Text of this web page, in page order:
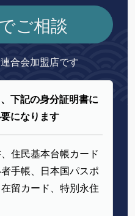
ご相談
合会加盟店です
下記の身分証明書に
になります
住民基本台帳カード
手帳、日本国パスポ
留カード、特別永住